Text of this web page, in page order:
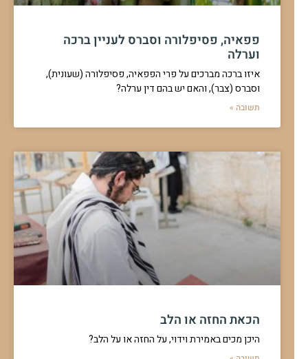
האם לברך על פרי שלם או על חצי פרי
יש לי שתי פירות - אחד שלם אחד חצוי, מתי יש להקדים את השלם על